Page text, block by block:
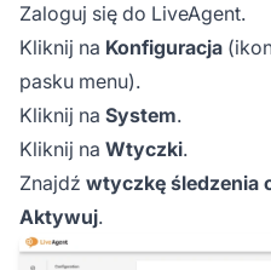
Zaloguj się do LiveAgent.
Kliknij na Konfiguracja
pasku menu).
Kliknij na System.
Kliknij na Wtyczki.
Znajdź wtyczkę śledzenia
Aktywuj.